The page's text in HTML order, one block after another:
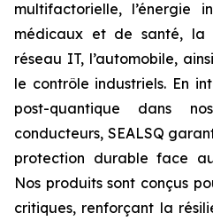
multifactorielle, l’énergie
médicaux et de santé, la
réseau IT, l’automobile,
le contrôle industriels. En
post-quantique dans
conducteurs, SEALSQ
protection durable face
Nos produits sont conçus
critiques, renforçant la